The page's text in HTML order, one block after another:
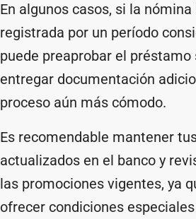
En algunos casos, si la
registrada por un período
puede preaprobar el préstamo
entregar documentación
proceso aún más cómodo.
Es recomendable mantener
actualizados en el banco y
las promociones vigentes, ya
ofrecer condiciones